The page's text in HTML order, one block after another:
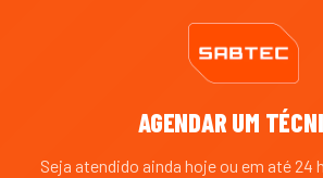
AGENDAR UM
Seja atendido ainda hoje ou em até 24